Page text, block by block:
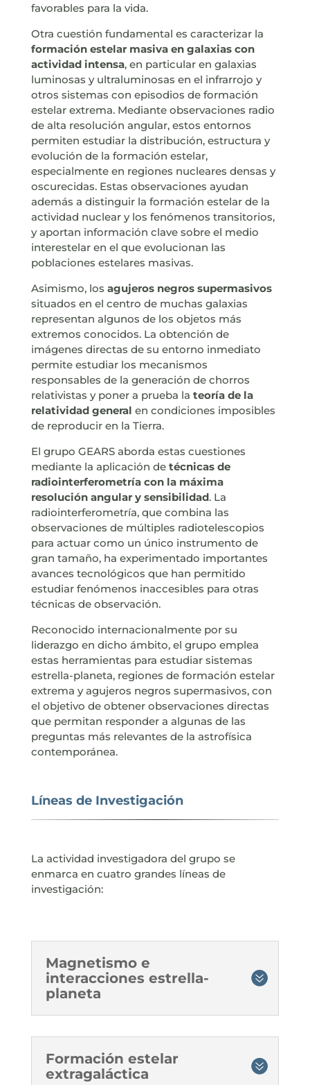
favorables para la vida.
Otra cuestión fundamental es caracterizar la
formación estelar masiva en galaxias con
actividad intensa, en particular en galaxias
luminosas y ultraluminosas en el infrarrojo y
otros sistemas con episodios de formación
estelar extrema. Mediante observaciones radio
de alta resolución angular, estos entornos
permiten estudiar la distribución, estructura y
evolución de la formación estelar,
especialmente en regiones nucleares densas y
oscurecidas. Estas observaciones ayudan
además a distinguir la formación estelar de la
actividad nuclear y los fenómenos transitorios,
y aportan información clave sobre el medio
interestelar en el que evolucionan las
poblaciones estelares masivas.
Asimismo, los agujeros negros supermasivos
situados en el centro de muchas galaxias
representan algunos de los objetos más
extremos conocidos. La obtención de
imágenes directas de su entorno inmediato
permite estudiar los mecanismos
responsables de la generación de chorros
relativistas y poner a prueba la teoría de la
relatividad general en condiciones imposibles
de reproducir en la Tierra.
El grupo GEARS aborda estas cuestiones
mediante la aplicación de técnicas de
radiointerferometría con la máxima
resolución angular y sensibilidad. La
radiointerferometría, que combina las
observaciones de múltiples radiotelescopios
para actuar como un único instrumento de
gran tamaño, ha experimentado importantes
avances tecnológicos que han permitido
estudiar fenómenos inaccesibles para otras
técnicas de observación.
Reconocido internacionalmente por su
liderazgo en dicho ámbito, el grupo emplea
estas herramientas para estudiar sistemas
estrella-planeta, regiones de formación estelar
extrema y agujeros negros supermasivos, con
el objetivo de obtener observaciones directas
que permitan responder a algunas de las
preguntas más relevantes de la astrofísica
contemporánea.
Líneas de Investigación
La actividad investigadora del grupo se
enmarca en cuatro grandes líneas de
investigación:
Magnetismo e
interacciones estrella-
planeta
Formación estelar
extragaláctica